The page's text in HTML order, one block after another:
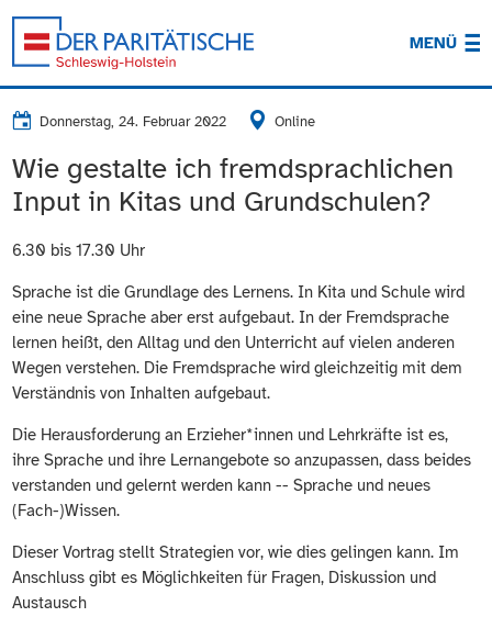
MENÜ
Donnerstag, 24. Februar 2022 Online
Wie gestalte ich fremdsprachlichen
Input in Kitas und Grundschulen?
6.30 bis 17.30 Uhr
Sprache ist die Grundlage des Lernens. In Kita und Schule wird
eine neue Sprache aber erst aufgebaut. In der Fremdsprache
lernen heißt, den Alltag und den Unterricht auf vielen anderen
Wegen verstehen. Die Fremdsprache wird gleichzeitig mit dem
Verständnis von Inhalten aufgebaut.
Die Herausforderung an Erzieher*innen und Lehrkräfte ist es,
ihre Sprache und ihre Lernangebote so anzupassen, dass beides
verstanden und gelernt werden kann -- Sprache und neues
(Fach-)Wissen.
Dieser Vortrag stellt Strategien vor, wie dies gelingen kann. Im
Anschluss gibt es Möglichkeiten für Fragen, Diskussion und
Austausch